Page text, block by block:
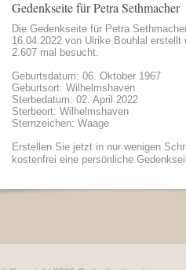
Gedenkseite für Petra Sethmacher
Die Gedenkseite für Petra
16.04.2022 von Ulrike Bouhlal erstellt
2.607 mal besucht.
Geburtsdatum: 06. Oktober 1967
Geburtsort: Wilhelmshaven
Sterbedatum: 02. April 2022
Sterbeort: Wilhelmshaven
Sternzeichen: Waage
Erstellen Sie jetzt in nur wenigen
kostenfrei eine persönliche